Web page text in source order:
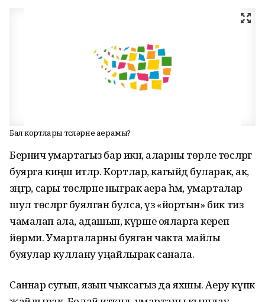
Бал кортлары төсләрне аерамы?
Берничә умартагыз бар икән, аларны төрле төсләргә
буярга киңәш итәләр. Кортлар, кагыйдә буларак, ак,
зәңгәр, сары төсләрне ныграк аера һәм, умарталар
шул төсләргә буялган булса, үз «йортын» бик тиз
чамалап ала, адашып, күрше ояларга кереп
йөрми. Умарталарны буяган чакта майлы
буяулар куллану уңайлырак санала.
Саннар сугып, язып чыксагыз да яхшы. Аеру күпкә